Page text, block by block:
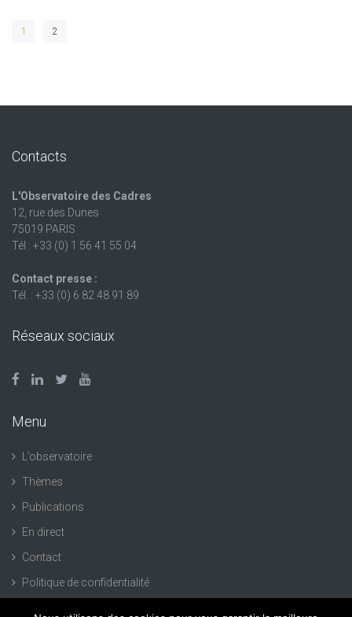
1 2
Contacts
L'Observatoire des Cadres
12, rue des Dunes
75019 PARIS
Tél : +33 (0) 1 56 41 55 04
Contact presse :
Tél. : +33 (0) 6 82 48 91 89
Réseaux sociaux
Menu
L’observatoire
Thèmes
Publications
En direct
Contact
Politique de confidentialité